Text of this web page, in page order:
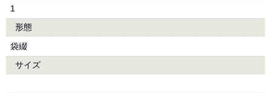
1
形態
袋綴
サイズ